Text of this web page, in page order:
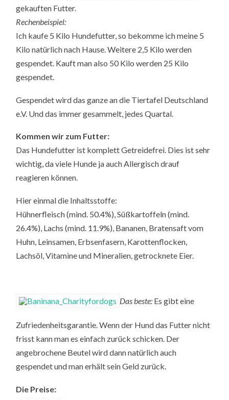
gekauften Futter.
Rechenbeispiel:
Ich kaufe 5 Kilo Hundefutter, so bekomme ich meine 5
Kilo natürlich nach Hause. Weitere 2,5 Kilo werden
gespendet. Kauft man also 50 Kilo werden 25 Kilo
gespendet.
Gespendet wird das ganze an die Tiertafel Deutschland
e.V. Und das immer gesammelt, jedes Quartal.
Kommen wir zum Futter:
Das Hundefutter ist komplett Getreidefrei. Dies ist sehr
wichtig, da viele Hunde ja auch Allergisch drauf
reagieren können.
Hier einmal die Inhaltsstoffe:
Hühnerfleisch (mind. 50.4%), Süßkartoffeln (mind.
26.4%), Lachs (mind. 11.9%), Bananen, Bratensaft vom
Huhn, Leinsamen, Erbsenfasern, Karottenflocken,
Lachsöl, Vitamine und Mineralien, getrocknete Eier.
Das beste: Es gibt eine
Zufriedenheitsgarantie. Wenn der Hund das Futter nicht
frisst kann man es einfach zurück schicken. Der
angebrochene Beutel wird dann natürlich auch
gespendet und man erhält sein Geld zurück.
Die Preise: